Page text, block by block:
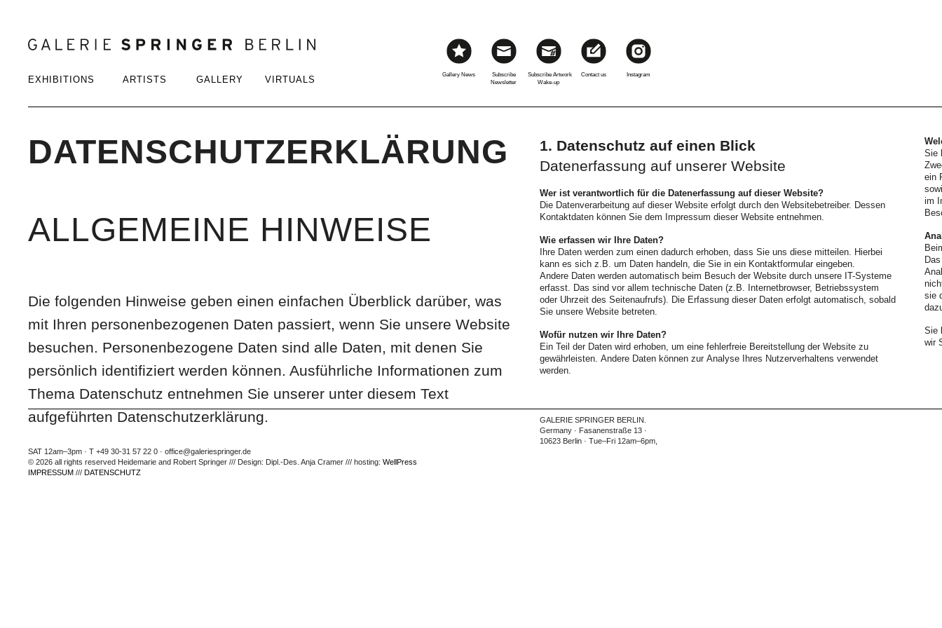
Gallery News
Subscribe
Newsletter
Subscribe Artwork
Wake‑up
Contact us Instagram
EXHIBITIONS ARTISTS GALLERY VIRTUALS
DATENSCHUTZERKLÄRUNG
ALLGEMEINE HINWEISE
Die folgenden Hinweise geben einen einfachen Überblick darüber, was
mit Ihren personenbezogenen Daten passiert, wenn Sie unsere Website
besuchen. Personenbezogene Daten sind alle Daten, mit denen Sie
persönlich identifiziert werden können. Ausführliche Informationen zum
Thema Datenschutz entnehmen Sie unserer unter diesem Text
aufgeführten Datenschutzerklärung.
1. Datenschutz auf einen Blick
Datenerfassung auf unserer Website
Wer ist verantwortlich für die Datenerfassung auf dieser Website?
Die Datenverarbeitung auf dieser Website erfolgt durch den Websitebetreiber. Dessen
Kontaktdaten können Sie dem Impressum dieser Website entnehmen.
Wie erfassen wir Ihre Daten?
Ihre Daten werden zum einen dadurch erhoben, dass Sie uns diese mitteilen. Hierbei
kann es sich z.B. um Daten handeln, die Sie in ein Kontaktformular eingeben.
Andere Daten werden automatisch beim Besuch der Website durch unsere IT-Systeme
erfasst. Das sind vor allem technische Daten (z.B. Internetbrowser, Betriebssystem
oder Uhrzeit des Seitenaufrufs). Die Erfassung dieser Daten erfolgt automatisch, sobald
Sie unsere Website betreten.
Wofür nutzen wir Ihre Daten?
Ein Teil der Daten wird erhoben, um eine fehlerfreie Bereitstellung der Website zu
gewährleisten. Andere Daten können zur Analyse Ihres Nutzerverhaltens verwendet
werden.
Sie
ein
im
sie
Sie
wir
GALERIE SPRINGER BERLIN.
Germany · Fasanenstraße 13 ·
10623 Berlin · Tue–Fri 12am–6pm,
SAT 12am–3pm · T +49 30-31 57 22 0 · office@galeriespringer.de
© 2026 all rights reserved Heidemarie and Robert Springer /// Design: Dipl.-Des. Anja Cramer /// hosting: WellPress
IMPRESSUM /// DATENSCHUTZ